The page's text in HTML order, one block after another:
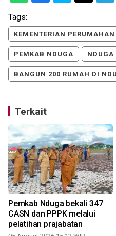
Tags:
KEMENTERIAN
PEMKAB NDUGA NDUGA
BANGUN 200 RUMAH DI
Terkait
Pemkab Nduga bekali 347
CASN dan PPPK melalui
pelatihan prajabatan